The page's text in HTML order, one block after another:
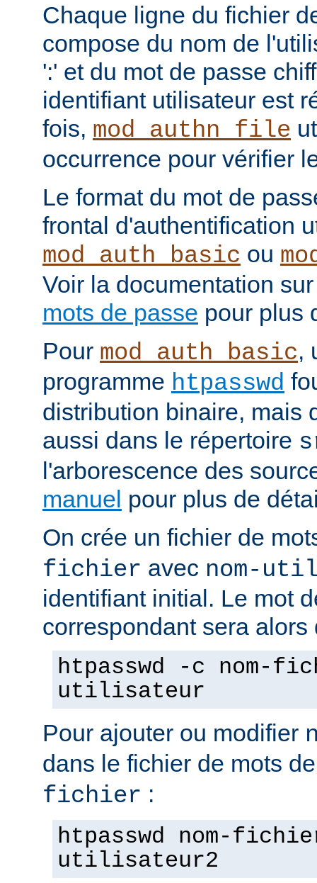
Chaque ligne du fichier
compose du nom de
':' et du mot de passe
identifiant utilisateur est
fois, mod_authn_file
occurrence pour vérifier
Le format du mot de
frontal d'authentification
mod_auth_basic ou
Voir la documentation
mots de passe pour plus
Pour mod_auth_basic,
programme htpasswd
distribution binaire, mais
aussi dans le répertoire
l'arborescence des
manuel pour plus de
On crée un fichier de
fichier avec nom-
identifiant initial. Le mot
correspondant sera alors
htpasswd -c nom-
utilisateur
Pour ajouter ou modifier
dans le fichier de mots
fichier :
htpasswd nom-
utilisateur2